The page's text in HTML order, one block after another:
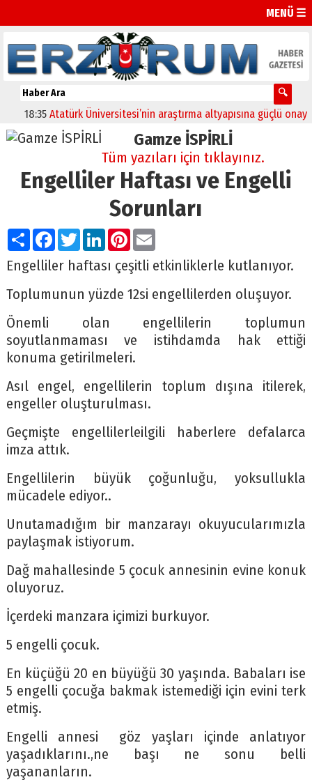
MENÜ ☰
18:35 Atatürk Üniversitesi’nin araştırma altyapısına güçlü onay
Gamze İSPİRLİ
Tüm yazıları için tıklayınız.
Engelliler Haftası ve Engelli
Sorunları
PaylaşFacebook
TwitterLinkedIn
Pinterest
Email
Engelliler haftası çeşitli etkinliklerle kutlanıyor.
Toplumunun yüzde 12si engellilerden oluşuyor.
Önemli olan engellilerin toplumun
soyutlanmaması ve istihdamda hak ettiği
konuma getirilmeleri.
Asıl engel, engellilerin toplum dışına itilerek,
engeller oluşturulması.
Geçmişte engellilerleilgili haberlere defalarca
imza attık.
Engellilerin büyük çoğunluğu, yoksullukla
mücadele ediyor..
Unutamadığım bir manzarayı okuyucularımızla
paylaşmak istiyorum.
Dağ mahallesinde 5 çocuk annesinin evine konuk
oluyoruz.
İçerdeki manzara içimizi burkuyor.
5 engelli çocuk.
En küçüğü 20 en büyüğü 30 yaşında. Babaları ise
5 engelli çocuğa bakmak istemediği için evini terk
etmiş.
Engelli annesi göz yaşları içinde anlatıyor
yaşadıklarını.,ne başı ne sonu belli
yaşananların.